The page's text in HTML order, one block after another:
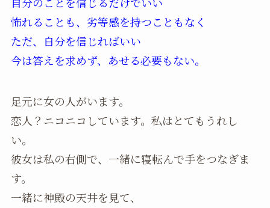
怖れることも、劣等感を持つこともなく
ただ、自分を信じればいい
今は答えを求めず、あせる必要もない。
足元に女の人がいます。
恋人？ニコニコしています。私はとてもうれし
い。
彼女は私の右側で、一緒に寝転んで手をつなぎま
す。
一緒に神殿の天井を見て、